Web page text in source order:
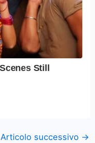
Articolo successivo →